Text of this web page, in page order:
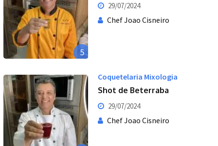
5
29/07/2024
Chef Joao Cisneiro
Coquetelaria Mixologia
Shot de Beterraba
29/07/2024
Chef Joao Cisneiro